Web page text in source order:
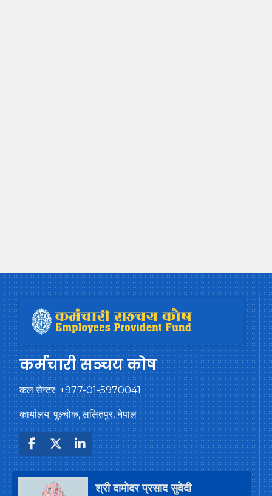
कर्मचारी सञ्चय कोष
कल सेन्टर:+977-01-5970041
कार्यालय: पुल्चोक, ललितपुर, नेपाल
श्री दामोदर प्रसाद सुवेदी